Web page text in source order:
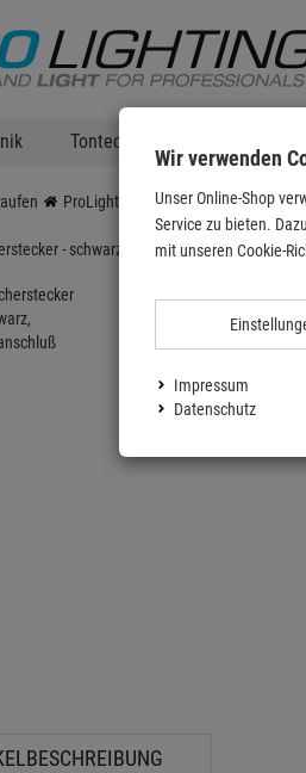
Tontechnik
ProLighting Lautsprecherstecker
Wir verwenden
Unser Online-Shop
Service zu bieten.
mit unseren Cookie-
Impressum
Datenschutz